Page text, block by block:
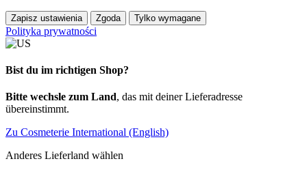
Zapisz ustawienia Zgoda Tylko wymagane
Polityka prywatności
Bist du im richtigen Shop?
Bitte wechsle zum Land, das mit deiner Lieferadresse
übereinstimmt.
Zu Cosmeterie International (English)
Anderes Lieferland wählen